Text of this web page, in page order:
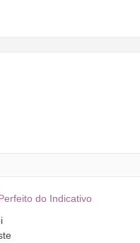
do Indicativo